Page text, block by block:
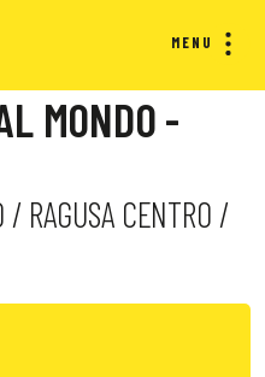
MENU
MONDO -
RAGUSA CENTRO /